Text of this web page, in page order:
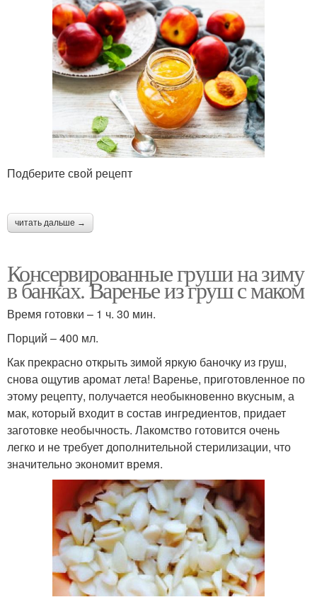
Подберите свой рецепт
читать дальше →
Консервированные груши на зиму
в банках. Варенье из груш с маком
Время готовки – 1 ч. 30 мин.
Порций – 400 мл.
Как прекрасно открыть зимой яркую баночку из груш,
снова ощутив аромат лета! Варенье, приготовленное по
этому рецепту, получается необыкновенно вкусным, а
мак, который входит в состав ингредиентов, придает
заготовке необычность. Лакомство готовится очень
легко и не требует дополнительной стерилизации, что
значительно экономит время.